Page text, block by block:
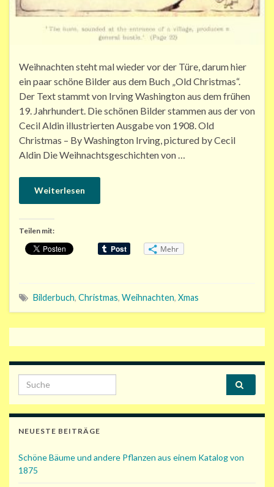
Weihnachten steht mal wieder vor der Türe, darum hier
ein paar schöne Bilder aus dem Buch „Old Christmas“.
Der Text stammt von Irving Washington aus dem frühen
19. Jahrhundert. Die schönen Bilder stammen aus der von
Cecil Aldin illustrierten Ausgabe von 1908. Old
Christmas – By Washington Irving, pictured by Cecil
Aldin Die Weihnachtsgeschichten von …
Weiterlesen
Teilen mit:
Mehr
Bilderbuch, Christmas, Weihnachten, Xmas
Search for:
NEUESTE BEITRÄGE
Schöne Bäume und andere Pflanzen aus einem Katalog von
1875